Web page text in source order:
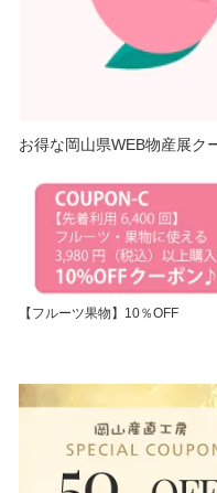
お得な岡山県WEB物産展ク
【フルーツ果物】10％OFF